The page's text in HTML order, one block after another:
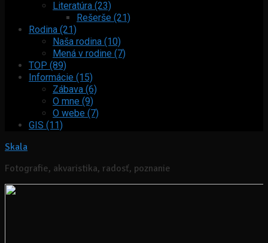
Literatúra (23)
Rešerše (21)
Rodina (21)
Naša rodina (10)
Mená v rodine (7)
TOP (89)
Informácie (15)
Zábava (6)
O mne (9)
O webe (7)
GIS (11)
Skala
Fotografie, akvaristika, radosť, poznanie